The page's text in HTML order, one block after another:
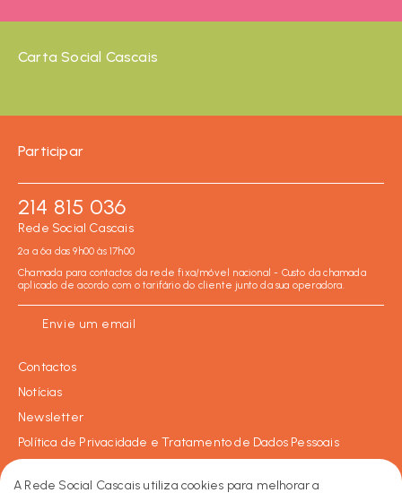
Carta Social Cascais
Participar
214 815 036
Rede Social Cascais
2ª a 6ª das 9h00 às 17h00
Chamada para contactos da rede fixa/móvel nacional - Custo da chamada
aplicado de acordo com o tarifário do cliente junto da sua operadora.
Envie um email
Contactos
Notícias
Newsletter
Política de Privacidade e Tratamento de Dados Pessoais
A Rede Social Cascais utiliza cookies para melhorar a